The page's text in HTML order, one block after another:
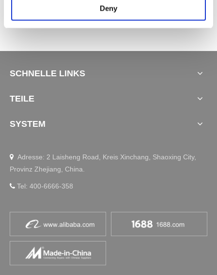
Deny
SCHNELLE LINKS
TEILE
SYSTEM
 Adresse: 2 Laisheng Road, Kreis Xinchang, Shaoxing City,
Provinz Zhejiang, China.
 Tel: 400-6666-358